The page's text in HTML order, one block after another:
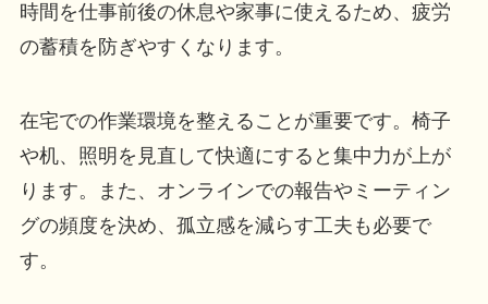
時間を仕事前後の休息や家事に使えるため、疲労
の蓄積を防ぎやすくなります。
在宅での作業環境を整えることが重要です。椅子
や机、照明を見直して快適にすると集中力が上が
ります。また、オンラインでの報告やミーティン
グの頻度を決め、孤立感を減らす工夫も必要で
す。